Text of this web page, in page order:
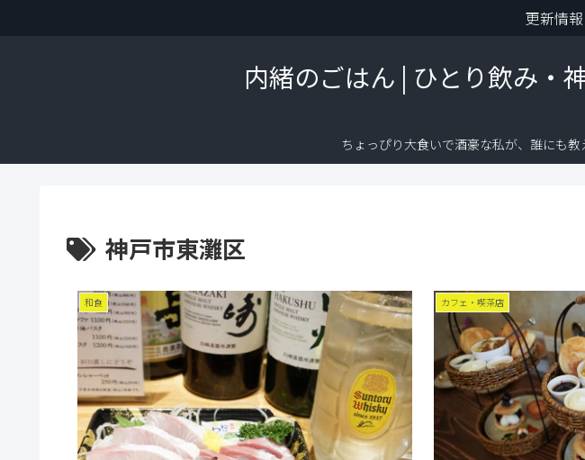
内緒のごはん | ひとり飲み・
ちょっぴり大食いで酒豪な私が、誰にも
神戸市東灘区
和食 カフェ・喫茶店